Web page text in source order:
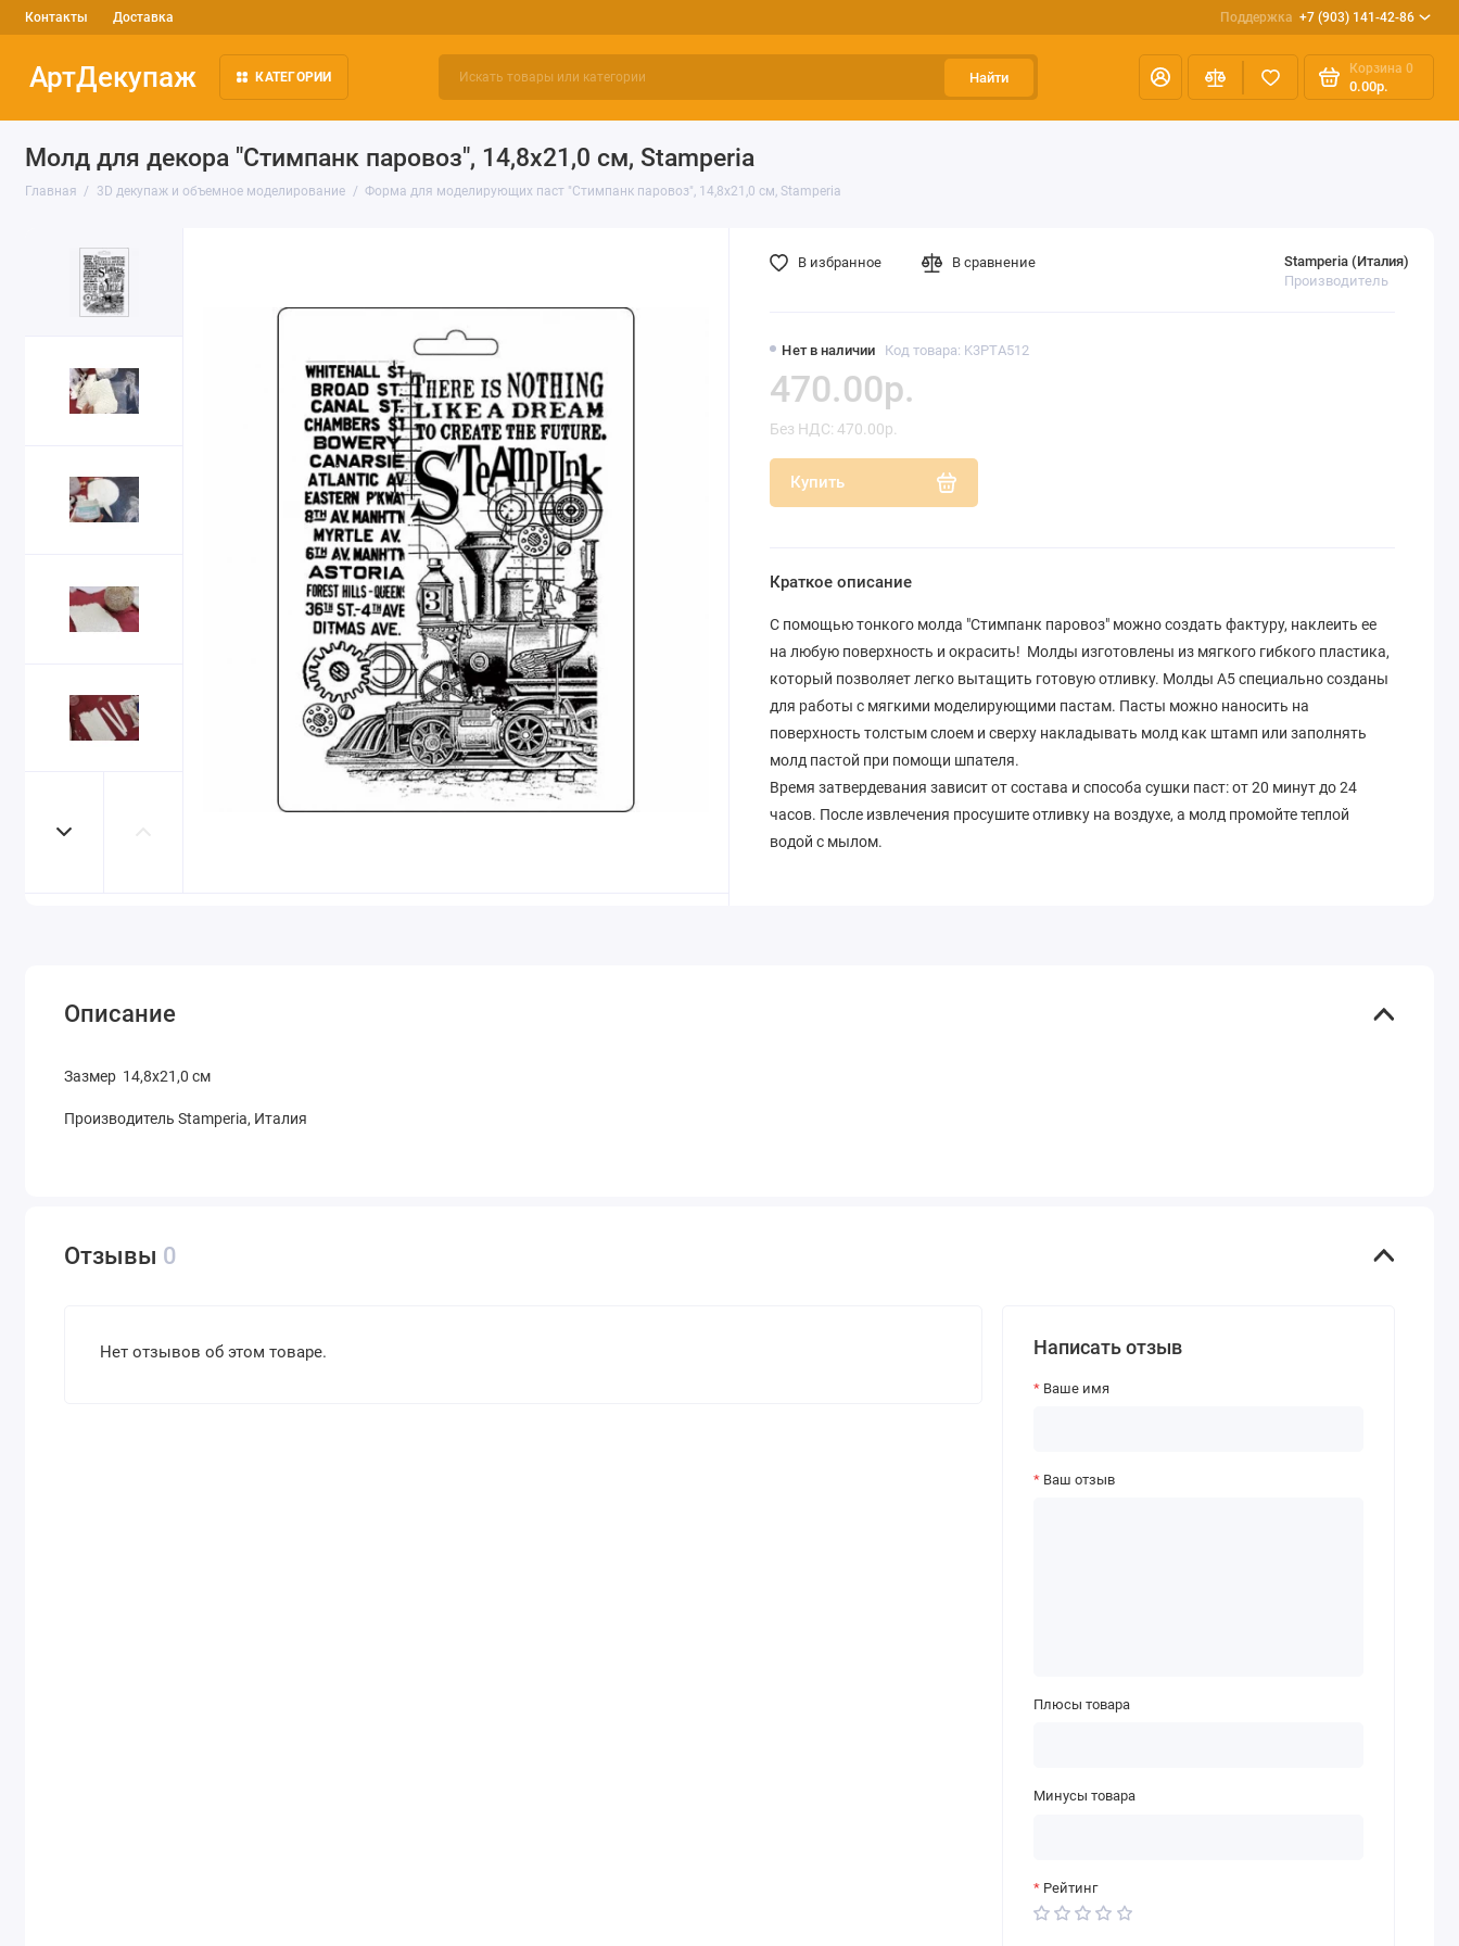
Контакты Доставка Поддержка +7 (903) 141-42-86
АртДекупаж КАТЕГОРИИ Найти
Корзина 0
0.00р.
Молд для декора "Стимпанк паровоз", 14,8х21,0 см, Stamperia
Главная 3D декупаж и объемное моделирование Форма для моделирующих паст "Стимпанк паровоз", 14,8х21,0 см, Stamperia
Нет в наличии Код товара: K3PTA512
Stamperia (Италия)
Производитель
470.00р.
Без НДС: 470.00р.
Купить
В избранное В сравнение
Краткое описание
С помощью тонкого молда "Стимпанк паровоз" можно создать фактуру, наклеить ее
на любую поверхность и окрасить! Молды изготовлены из мягкого гибкого пластика,
который позволяет легко вытащить готовую отливку. Молды A5 специально созданы
для работы с мягкими моделирующими пастам. Пасты можно наносить на
поверхность толстым слоем и сверху накладывать молд как штамп или заполнять
молд пастой при помощи шпателя.
Время затвердевания зависит от состава и способа сушки паст: от 20 минут до 24
часов. После извлечения просушите отливку на воздухе, а молд промойте теплой
водой с мылом.
Описание
Зазмер 14,8х21,0 см
Производитель Stamperia, Италия
Отзывы 0
Нет отзывов об этом товаре. Написать отзыв
Ваше имя
Ваш отзыв
Плюсы товара
Минусы товара
Рейтинг